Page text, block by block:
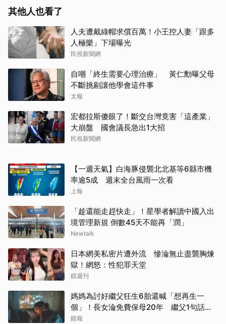
其他人也看了
人夫遭戴綠帽求償百萬！小王控人妻「跟多
人極樂」下場曝光
民視新聞網
自嘲「終生需要心理治療」 黃仁勳曝父母
不斷挑剔讓他學會這件事
太報
宏都拉斯傻眼了！斷交台灣竟害「這產業」
大崩盤 國會議長急出1大招
民視新聞網
【一週天氣】白海豚侵襲北北基等6縣市機
率逾5成 週末全台風雨一次看
上報
「趁還能走趕快走」！星學者解讀中國入出
境管理新規 倒數45天不能再「潤」
Newtalk
日本網美私密片遭外流 慘淪無止盡襲胸煉
獄！網怒：性犯罪天堂
鏡週刊
媽媽為討好繼父狂生6胎還喊「想再生一
個」！長女淪免費保母20年 繼父1句話嚇
到逃家
鏡報